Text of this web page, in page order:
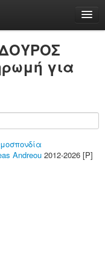
για
Andreou 2012-2026 [P]